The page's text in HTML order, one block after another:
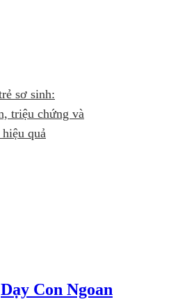
sơ sinh:
triệu chứng và
quả
Dạy Con Ngoan